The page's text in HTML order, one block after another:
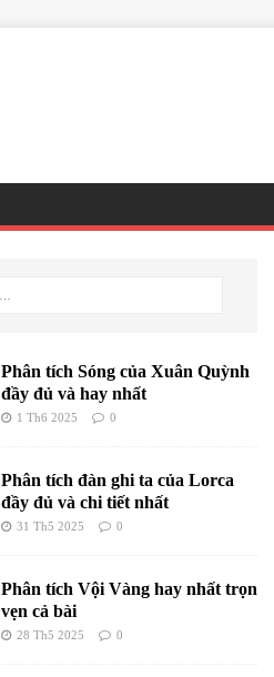
Phân tích Sóng của Xuân Quỳnh
đầy đủ và hay nhất
1 Th6 2025 0
Phân tích đàn ghi ta của Lorca
đầy đủ và chi tiết nhất
31 Th5 2025 0
Phân tích Vội Vàng hay nhất trọn
vẹn cả bài
28 Th5 2025 0